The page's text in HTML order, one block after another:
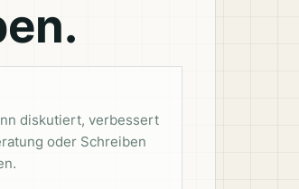
diskutiert, verbessert
oder Schreiben